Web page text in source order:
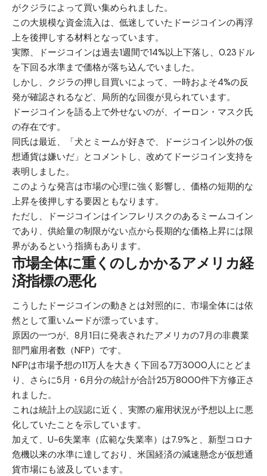
がクジラによって買い集められました。
この大規模な資金流入は、低迷していた ドージコインの再浮
上を後押しする材料となっています。
実際、ドージコインは過去1週間で14%以上下落し、0.23ドル
を下回る水準まで価格が落ち込んでいました。
しかし、クジラの押し目買いによって、一時およそ4%の反
発が確認されるなど、局所的な回復が見られています。
ドージコインを語る上で外せないのが、イーロン・マスク氏
の存在です。
同氏は最近、「犬とミームが好きで、ドージコイン以外の仮
想通貨は嫌いだ」とコメントし、改めてドージコイン支持を
表明しました。
このような発言は市場の心理に強く影響し、価格の短期的な
上昇を後押しする要因ともなります。
ただし、ドージコインはインフレリスクのあるミームコイン
であり、供給量の制限がない点から長期的な価格上昇には限
界があるという指摘もあります。
市場全体に重くのしかかるアメリカ経
済指標の悪化
こうしたドージコインの動きとは対照的に、市場全体には依
然として重いムードが漂っています。
原因の一つが、8月1日に発表されたアメリカの7月の非農業
部門雇用者数（NFP）です。
NFPは市場予想の11万人を大きく下回る7万3000人にとどま
り、さらに5月・6月分の統計が合計25万8000件下方修正さ
れました。
これは統計上の誤認に近く、実際の雇用状況が予想以上に悪
化していたことを示しています。
加えて、U-6失業率（広範な失業率）は7.9%と、新型コロナ
危機以来の水準に達しており、米国経済の減速懸念が仮想通
貨市場にも波及しています。